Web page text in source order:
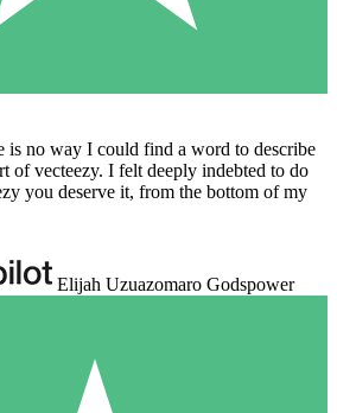
is no way I could find a word to describe
of vecteezy. I felt deeply indebted to do
you deserve it, from the bottom of my
Elijah Uzuazomaro Godspower